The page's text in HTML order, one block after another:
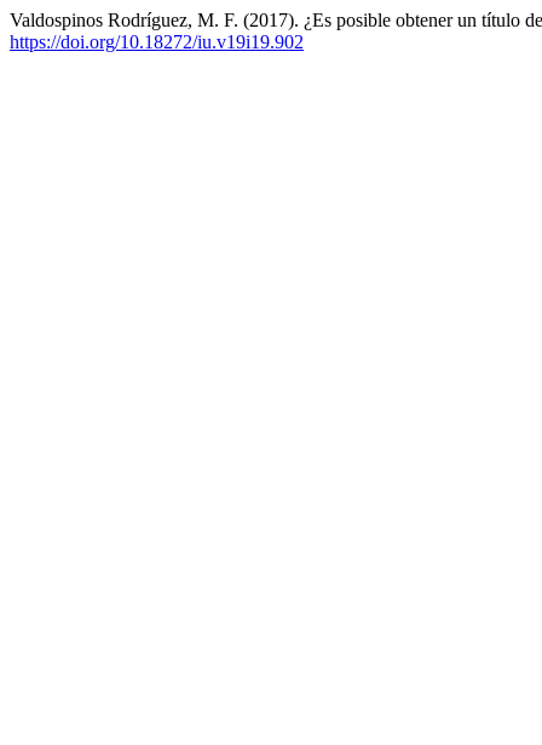
Valdospinos Rodríguez, M. F. (2017). ¿Es posible obtener un título
https://doi.org/10.18272/iu.v19i19.902